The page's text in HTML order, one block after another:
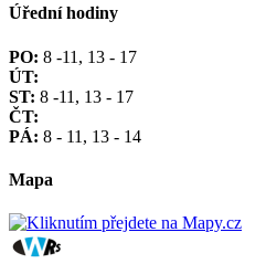
Úřední hodiny
PO: 8 -11, 13 - 17
ÚT:
ST: 8 -11, 13 - 17
ČT:
PÁ: 8 - 11, 13 - 14
Mapa